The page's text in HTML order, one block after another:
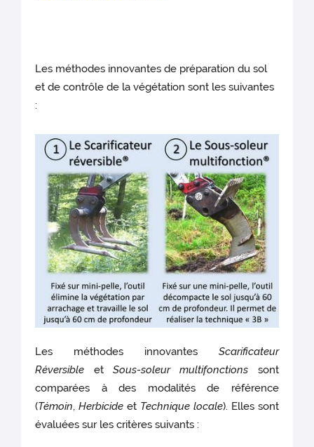
Les méthodes innovantes de préparation du sol
et de contrôle de la végétation sont les suivantes
:
Les méthodes innovantes Scarificateur
Réversible et Sous-soleur multifonctions sont
comparées à des modalités de référence
(Témoin,Herbicide et Technique locale). Elles sont
évaluées sur les critères suivants :